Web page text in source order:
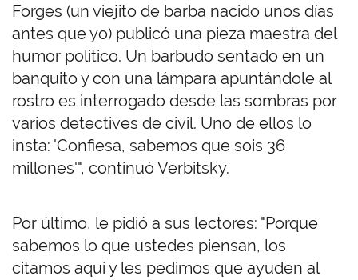
Forges (un viejito de barba nacido unos días
antes que yo) publicó una pieza maestra del
humor político. Un barbudo sentado en un
banquito y con una lámpara apuntándole al
rostro es interrogado desde las sombras por
varios detectives de civil. Uno de ellos lo
insta: 'Confiesa, sabemos que sois 36
millones'", continuó Verbitsky.
Por último, le pidió a sus lectores: "Porque
sabemos lo que ustedes piensan, los
citamos aquí y les pedimos que ayuden al